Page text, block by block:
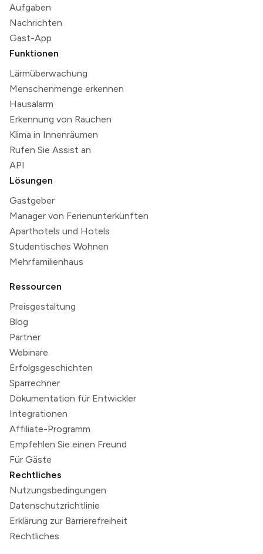
Aufgaben
Nachrichten
Gast-App
Funktionen
Lärmüberwachung
Menschenmenge erkennen
Hausalarm
Erkennung von Rauchen
Klima in Innenräumen
Rufen Sie Assist an
API
Lösungen
Gastgeber
Manager von Ferienunterkünften
Aparthotels und Hotels
Studentisches Wohnen
Mehrfamilienhaus
Ressourcen
Preisgestaltung
Blog
Partner
Webinare
Erfolgsgeschichten
Sparrechner
Dokumentation für Entwickler
Integrationen
Affiliate-Programm
Empfehlen Sie einen Freund
Für Gäste
Rechtliches
Nutzungsbedingungen
Datenschutzrichtlinie
Erklärung zur Barrierefreiheit
Rechtliches